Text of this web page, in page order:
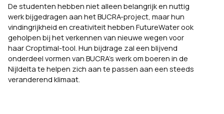
De studenten hebben niet alleen belangrijk en nuttig
werk bijgedragen aan het BUCRA-project, maar hun
vindingrijkheid en creativiteit hebben FutureWater ook
geholpen bij het verkennen van nieuwe wegen voor
haar Croptimal-tool. Hun bijdrage zal een blijvend
onderdeel vormen van BUCRA’s werk om boeren in de
Nijldelta te helpen zich aan te passen aan een steeds
veranderend klimaat.